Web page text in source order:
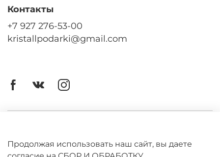
Оферта
Контакты
+7 927 276-53-00
kristallpodarki@gmail.com
Продолжая использовать наш сайт, вы даете